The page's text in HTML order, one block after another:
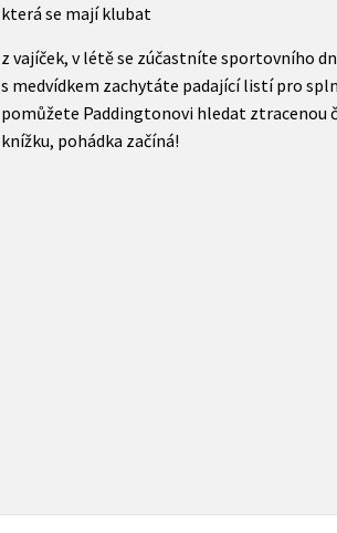
která se mají klubat
z vajíček, v létě se zúčastníte sportovního
s medvídkem zachytáte padající listí pro
pomůžete Paddingtonovi hledat ztracenou
knížku, pohádka začíná!